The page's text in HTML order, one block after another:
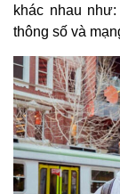
khác nhau
thông số và